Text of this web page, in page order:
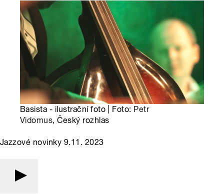
Basista - ilustrační foto | Foto: Petr
Vidomus, Český rozhlas
Jazzové novinky 9.11. 2023